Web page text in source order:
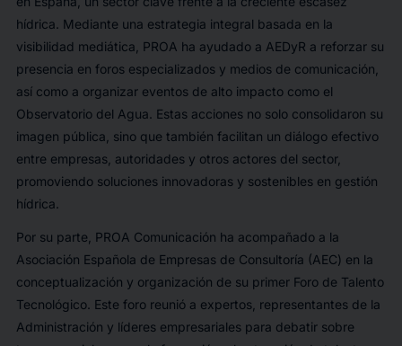
hídrica. Mediante una estrategia integral basada en la
visibilidad mediática, PROA ha ayudado a AEDyR a reforzar su
presencia en foros especializados y medios de comunicación,
así como a organizar eventos de alto impacto como el
Observatorio del Agua. Estas acciones no solo consolidaron su
imagen pública, sino que también facilitan un diálogo efectivo
entre empresas, autoridades y otros actores del sector,
promoviendo soluciones innovadoras y sostenibles en gestión
hídrica.
Por su parte, PROA Comunicación ha acompañado a la
Asociación Española de Empresas de Consultoría (AEC) en la
conceptualización y organización de su primer Foro de Talento
Tecnológico. Este foro reunió a expertos, representantes de la
Administración y líderes empresariales para debatir sobre